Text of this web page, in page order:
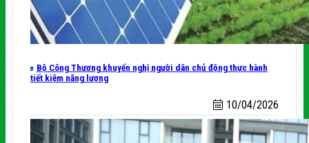
Bộ Công Thương khuyến nghị người dân chủ động thực hành
tiết kiệm năng lượng
10/04/2026